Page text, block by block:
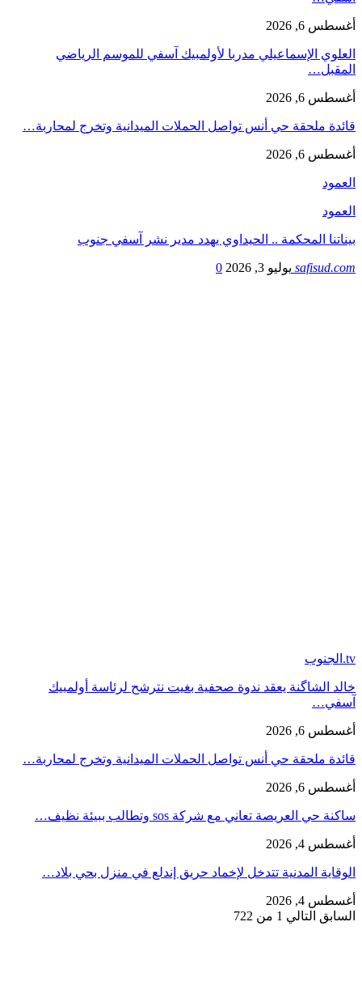
أغسطس 6, 2026
العلوي الإسماعيلي مدربا لأولمبيك آسفي للموسم الرياضي
المقبل…
أغسطس 6, 2026
قائدة ملحقة حي أنس تواصل الحملات الميدانية وتخرج لمحاربة…
أغسطس 6, 2026
العمود
العمود
بيناتنا المحكمة .. الحيداوي يهدد مدير نشر آسفي جنوب
safisud.com يوليو 3, 2026 0
tv.الجنوب
خالد الشاگنة يعقد ندوة صحفية بغيت نترشح لرئاسة أولمبيك
آسفي…
أغسطس 6, 2026
قائدة ملحقة حي أنس تواصل الحملات الميدانية وتخرج لمحاربة…
أغسطس 6, 2026
ساكنة حي العريصة تعاني مع شركة sos وتطالب ببيئة نظيف…
أغسطس 4, 2026
الوقاية المدنية تتدخل لإخماد حريق إندلع في منزل بحي بلاد…
أغسطس 4, 2026
السابق التالي 1 من 722